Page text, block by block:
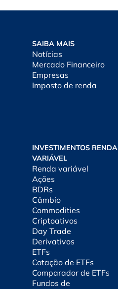
SAIBA MAIS
Notícias
Mercado Financeiro
Empresas
Imposto de renda
INVESTIMENTOS RENDA
VARIÁVEL
Renda variável
Ações
BDRs
Câmbio
Commodities
Criptoativos
Day Trade
Derivativos
ETFs
Cotação de ETFs
Comparador de ETFs
Fundos de